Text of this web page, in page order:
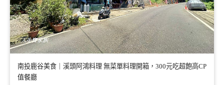
南投鹿谷美食｜溪頭阿鴻料理 無菜單料理開箱，300元吃超飽高CP
值餐廳